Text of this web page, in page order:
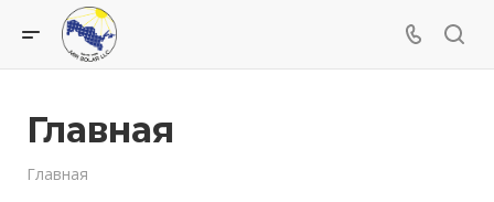
Главная
Главная